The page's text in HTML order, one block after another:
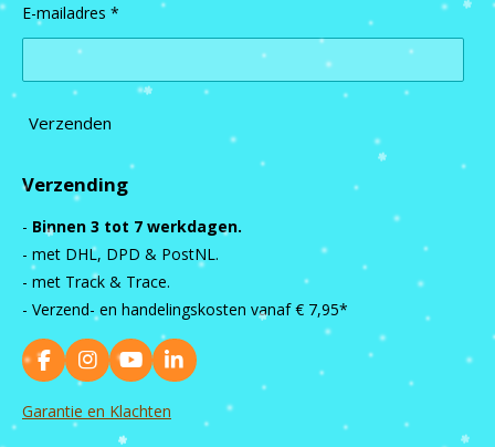
E-mailadres *
Verzenden
Verzending
- Binnen 3 tot 7 werkdagen.
- met DHL, DPD & PostNL.
- met Track & Trace.
- Verzend- en handelingskosten vanaf € 7,95*
F
a
c
I
n
s
Y
o
u
L
i
Garantie en Klachten